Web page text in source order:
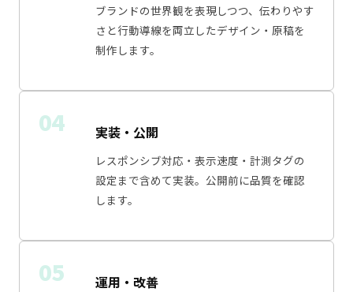
ブランドの世界観を表現しつつ、伝わりやす
さと行動導線を両立したデザイン・原稿を
制作します。
04 実装・公開
レスポンシブ対応・表示速度・計測タグの
設定まで含めて実装。公開前に品質を確認
します。
05 運用・改善